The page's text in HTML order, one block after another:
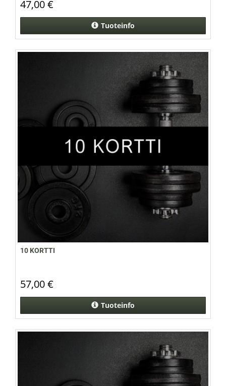
47,00 €
Tuoteinfo
10 KORTTI
57,00 €
Tuoteinfo